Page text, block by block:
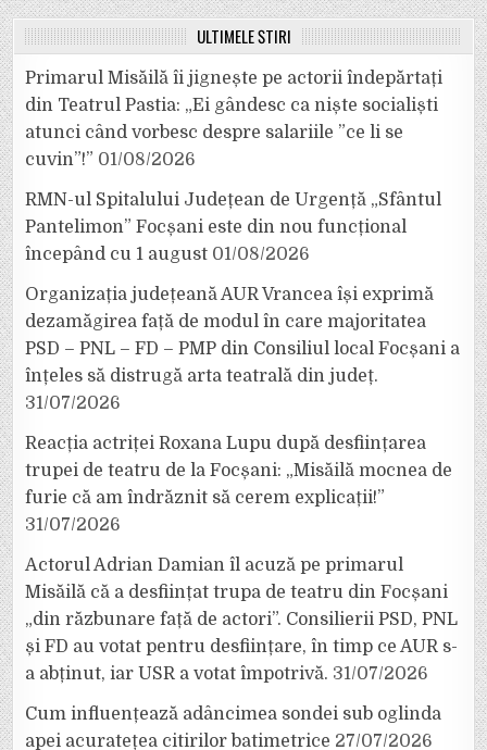
ULTIMELE ȘTIRI
Primarul Misăilă îi jignește pe actorii îndepărtați
din Teatrul Pastia: „Ei gândesc ca niște socialiști
atunci când vorbesc despre salariile ”ce li se
cuvin”!” 01/08/2026
RMN-ul Spitalului Județean de Urgență „Sfântul
Pantelimon” Focșani este din nou funcțional
începând cu 1 august 01/08/2026
Organizația județeană AUR Vrancea își exprimă
dezamăgirea față de modul în care majoritatea
PSD – PNL – FD – PMP din Consiliul local Focșani a
înțeles să distrugă arta teatrală din județ.
31/07/2026
Reacția actriței Roxana Lupu după desființarea
trupei de teatru de la Focșani: „Misăilă mocnea de
furie că am îndrăznit să cerem explicații!”
31/07/2026
Actorul Adrian Damian îl acuză pe primarul
Misăilă că a desființat trupa de teatru din Focșani
„din răzbunare față de actori”. Consilierii PSD, PNL
și FD au votat pentru desființare, în timp ce AUR s-
a abținut, iar USR a votat împotrivă. 31/07/2026
Cum influențează adâncimea sondei sub oglinda
apei acuratețea citirilor batimetrice 27/07/2026